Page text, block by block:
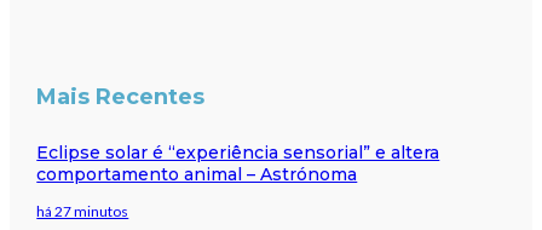
Mais Recentes
Eclipse solar é “experiência sensorial” e altera
comportamento animal – Astrónoma
há 27 minutos